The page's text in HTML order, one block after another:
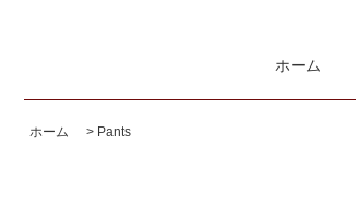
ホーム
ホーム > Pants